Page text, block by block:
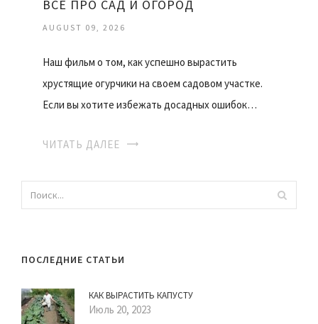
ВСЕ ПРО САД И ОГОРОД
AUGUST 09, 2026
Наш фильм о том, как успешно вырастить
хрустящие огурчики на своем садовом участке.
Если вы хотите избежать досадных ошибок…
ЧИТАТЬ ДАЛЕЕ
ПОСЛЕДНИЕ СТАТЬИ
КАК ВЫРАСТИТЬ КАПУСТУ
Июль 20, 2023